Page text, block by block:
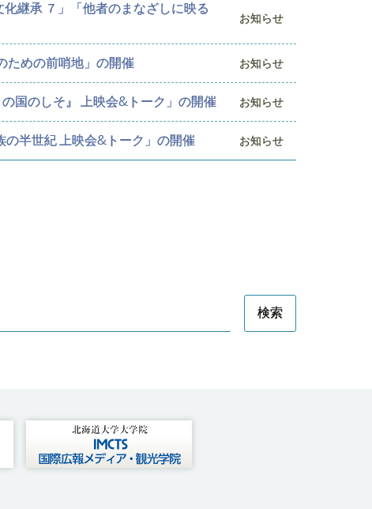
継承 ７」「他者のまなざしに映る
お知らせ
ための前哨地」の開催 お知らせ
国のしそ』 上映会&トーク」の開催 お知らせ
の半世紀 上映会&トーク」の開催 お知らせ